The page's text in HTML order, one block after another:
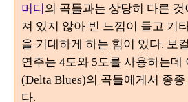
머디 의 곡들과는 상당히 다른 것
져 있지 않아 빈 느낌이 들고 기
을 기대하게 하는 힘이 있다. 보
연주는 4도와 5도를 사용하는데
(Delta Blues)의 곡들에게서 종종
다.